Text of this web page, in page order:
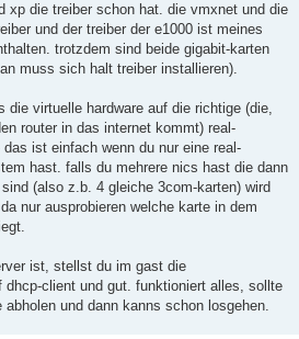
xp die treiber schon hat. die vmxnet und die
und der treiber der e1000 ist meines
trotzdem sind beide gigabit-karten
muss sich halt treiber installieren).
die virtuelle hardware auf die richtige (die,
router in das internet kommt) real-
das ist einfach wenn du nur eine real-
hast. falls du mehrere nics hast die dann
(also z.b. 4 gleiche 3com-karten) wird
nur ausprobieren welche karte in dem
ist, stellst du im gast die
dhcp-client und gut. funktioniert alles, sollte
und dann kanns schon losgehen.